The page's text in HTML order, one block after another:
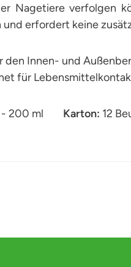
Nagetiere verfolgen
erfordert keine
den Innen- und
für
- 200 ml Karton: 12